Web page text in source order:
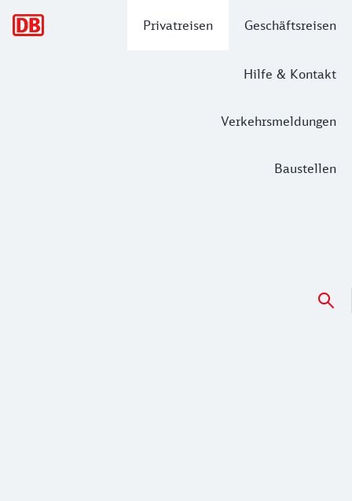
Privatreisen Geschäftsreisen
Hilfe & Kontakt
Verkehrsmeldungen
Baustellen